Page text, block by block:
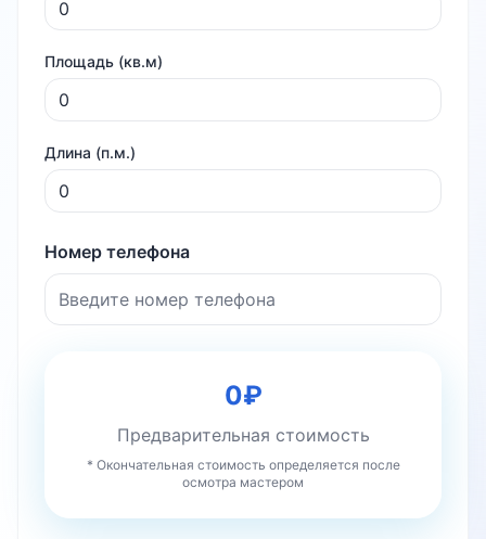
Площадь (кв.м)
Длина (п.м.)
Номер телефона
0₽
Предварительная стоимость
* Окончательная стоимость определяется после
осмотра мастером